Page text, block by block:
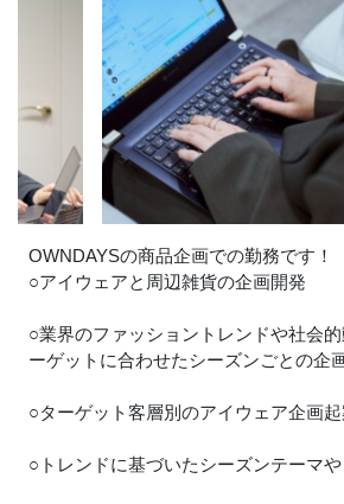
OWNDAYSの商品企画での勤務です！
○アイウェアと周辺雑貨の企画開発
○業界のファッショントレンドや社会
ーゲットに合わせたシーズンごとの企
○ターゲット客層別のアイウェア企画起
○トレンドに基づいたシーズンテーマ